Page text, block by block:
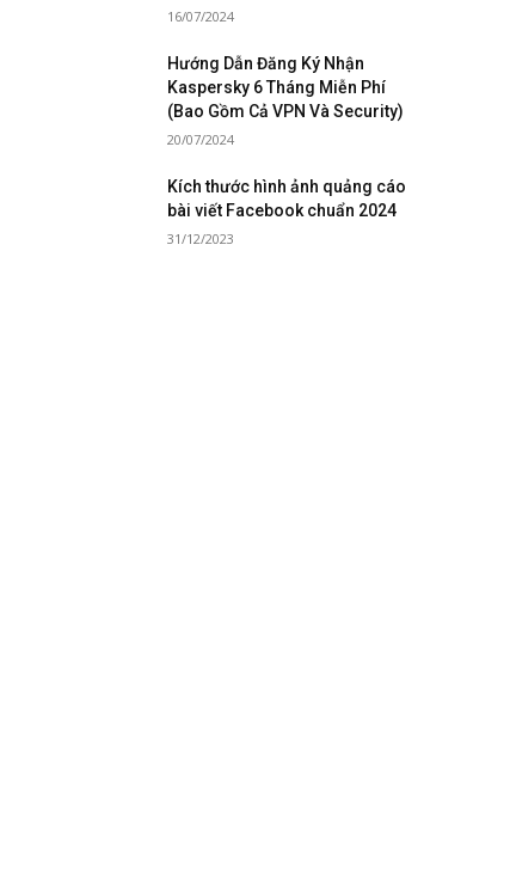
16/07/2024
Hướng Dẫn Đăng Ký Nhận
Kaspersky 6 Tháng Miễn Phí
(Bao Gồm Cả VPN Và Security)
20/07/2024
Kích thước hình ảnh quảng cáo
bài viết Facebook chuẩn 2024
31/12/2023